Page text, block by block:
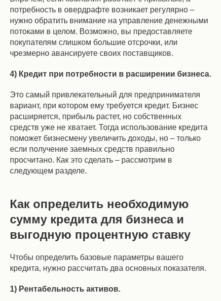
потребность в овердрафте возникает регулярно –
нужно обратить внимание на управление денежными
потоками в целом. Возможно, вы предоставляете
покупателям слишком большие отсрочки, или
чрезмерно авансируете своих поставщиков.
4) Кредит при потребности в расширении бизнеса.
Это самый привлекательный для предпринимателя
вариант, при котором ему требуется кредит. Бизнес
расширяется, прибыль растет, но собственных
средств уже не хватает. Тогда использование кредита
поможет бизнесмену увеличить доходы, но – только
если получение заемных средств правильно
просчитано. Как это сделать – рассмотрим в
следующем разделе.
Как определить необходимую
сумму кредита для бизнеса и
выгодную процентную ставку
Чтобы определить базовые параметры вашего
кредита, нужно рассчитать два основных показателя.
1) Рентабельность активов.